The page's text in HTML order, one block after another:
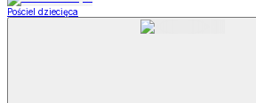
Pościel dziecięca